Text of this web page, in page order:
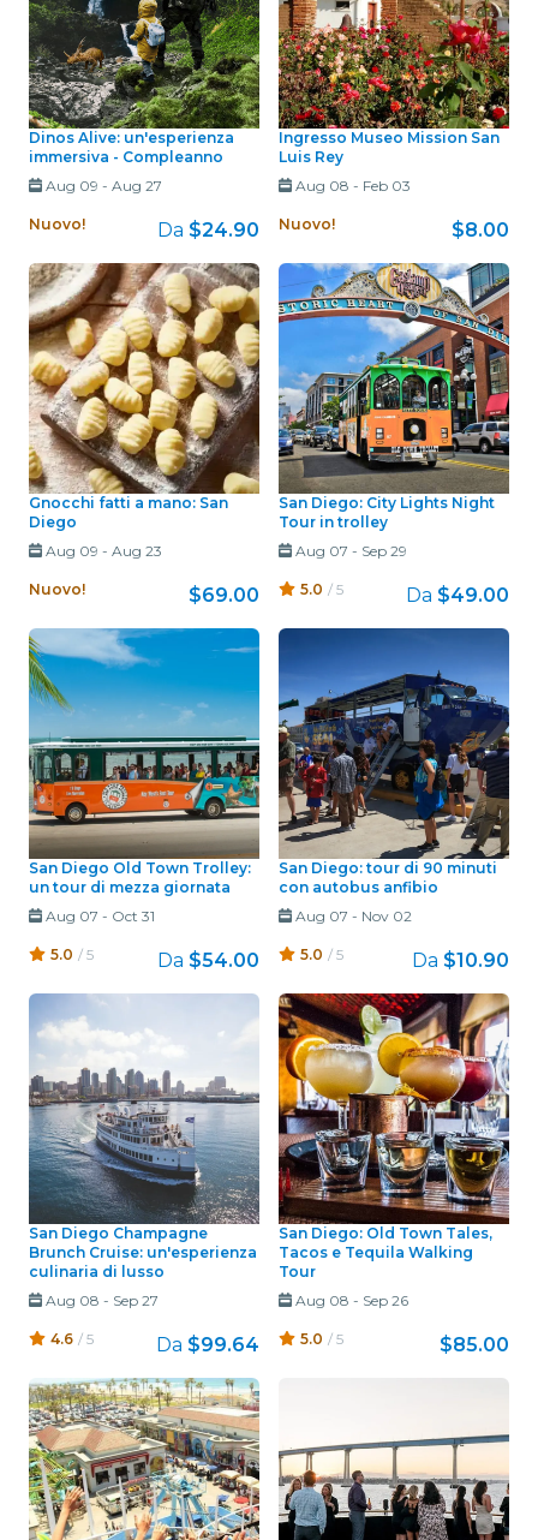
Dinos Alive: un'esperienza
immersiva - Compleanno
Aug 09 - Aug 27
Nuovo! Da $24.90
Ingresso Museo Mission San
Luis Rey
Aug 08 - Feb 03
Nuovo! $8.00
Gnocchi fatti a mano: San
Diego
Aug 09 - Aug 23
Nuovo! $69.00
San Diego: City Lights Night
Tour in trolley
Aug 07 - Sep 29
5.0 / 5 Da $49.00
San Diego Old Town Trolley:
un tour di mezza giornata
Aug 07 - Oct 31
5.0 / 5 Da $54.00
San Diego: tour di 90 minuti
con autobus anfibio
Aug 07 - Nov 02
5.0 / 5 Da $10.90
San Diego Champagne
Brunch Cruise: un'esperienza
culinaria di lusso
Aug 08 - Sep 27
4.6 / 5 Da $99.64
San Diego: Old Town Tales,
Tacos e Tequila Walking
Tour
Aug 08 - Sep 26
5.0 / 5 $85.00